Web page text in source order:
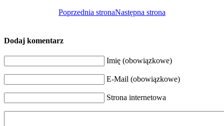
Poprzednia stronaNastępna strona
Dodaj komentarz
Imię (obowiązkowe)
E-Mail (obowiązkowe)
Strona internetowa